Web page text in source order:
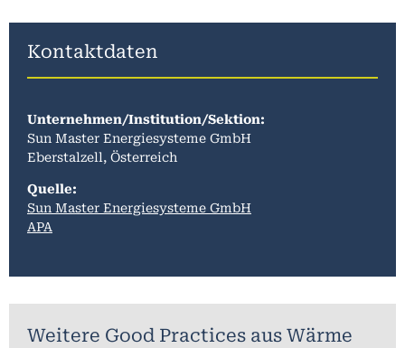
Kontaktdaten
Unternehmen/Institution/Sektion:
Sun Master Energiesysteme GmbH
Eberstalzell, Österreich
Quelle:
Sun Master Energiesysteme GmbH
APA
Weitere Good Practices aus Wärme